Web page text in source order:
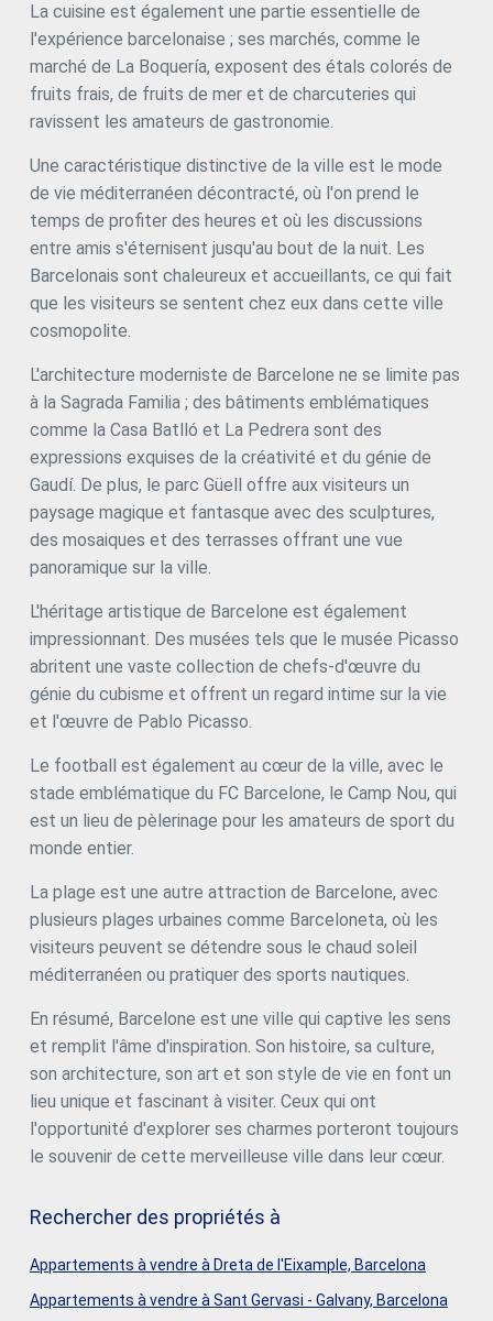
La cuisine est également une partie essentielle de
l'expérience barcelonaise ; ses marchés, comme le
marché de La Boquería, exposent des étals colorés de
fruits frais, de fruits de mer et de charcuteries qui
ravissent les amateurs de gastronomie.
Une caractéristique distinctive de la ville est le mode
de vie méditerranéen décontracté, où l'on prend le
temps de profiter des heures et où les discussions
entre amis s'éternisent jusqu'au bout de la nuit. Les
Barcelonais sont chaleureux et accueillants, ce qui fait
que les visiteurs se sentent chez eux dans cette ville
cosmopolite.
L'architecture moderniste de Barcelone ne se limite pas
à la Sagrada Familia ; des bâtiments emblématiques
comme la Casa Batlló et La Pedrera sont des
expressions exquises de la créativité et du génie de
Gaudí. De plus, le parc Güell offre aux visiteurs un
paysage magique et fantasque avec des sculptures,
des mosaiques et des terrasses offrant une vue
panoramique sur la ville.
L'héritage artistique de Barcelone est également
impressionnant. Des musées tels que le musée Picasso
abritent une vaste collection de chefs-d'œuvre du
génie du cubisme et offrent un regard intime sur la vie
et l'œuvre de Pablo Picasso.
Le football est également au cœur de la ville, avec le
stade emblématique du FC Barcelone, le Camp Nou, qui
est un lieu de pèlerinage pour les amateurs de sport du
monde entier.
La plage est une autre attraction de Barcelone, avec
plusieurs plages urbaines comme Barceloneta, où les
visiteurs peuvent se détendre sous le chaud soleil
méditerranéen ou pratiquer des sports nautiques.
En résumé, Barcelone est une ville qui captive les sens
et remplit l'âme d'inspiration. Son histoire, sa culture,
son architecture, son art et son style de vie en font un
lieu unique et fascinant à visiter. Ceux qui ont
l'opportunité d'explorer ses charmes porteront toujours
le souvenir de cette merveilleuse ville dans leur cœur.
Rechercher des propriétés à
Appartements à vendre à Dreta de l'Eixample, Barcelona
Appartements à vendre à Sant Gervasi - Galvany, Barcelona
disque dur, même s'il doit garder à l'esprit qu'une telle
action peut entraîner des difficultés de navigation sur le
site.
Analyse et Personnalisation
utilisateurs de ce site. Les informations collectées via ce
type de cookies sont utilisées pour mesurer l'activité du
Web pour l'élaboration des profils de navigation des
utilisateurs afin d'introduire des améliorations basées sur
l'analyse des données d'utilisation effectuée par les
utilisateurs du service. . Ils nous permettent de
sauvegarder les informations de préférence de l'utilisateur
pour améliorer la qualité de nos services et offrir une
meilleure expérience grâce aux produits recommandés.
Ces cookies sont utilisés pour stocker des informations sur
grâce à l'observation continue de ses habitudes de
navigation. Grâce à eux, nous pouvons connaître les
habitudes de navigation sur le site Web et afficher des
publicités liées au profil de navigation de l'utilisateur.